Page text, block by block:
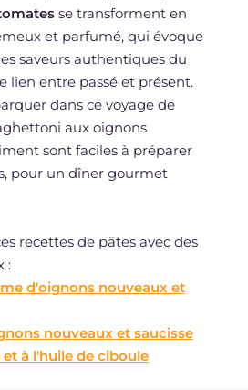
se transforment en
et parfumé, qui évoque
saveurs authentiques du
lien entre passé et présent.
dans ce voyage de
aux oignons
sont faciles à préparer
pour un dîner gourmet
recettes de pâtes avec des
:
d'oignons nouveaux et
nouveaux et saucisse
à l'huile de ciboule